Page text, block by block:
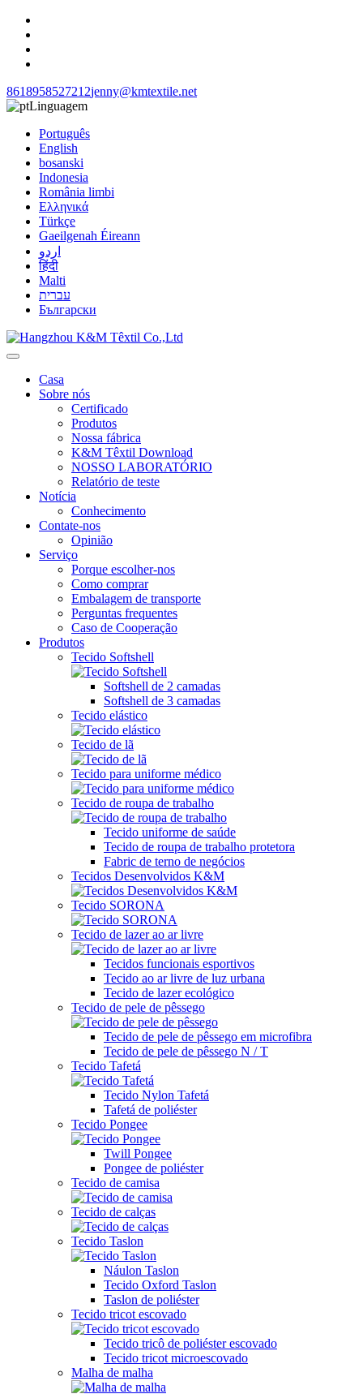
8618958527212jenny@kmtextile.net
Linguagem
Português
English
bosanski
Indonesia
România limbi
Ελληνικά
Türkçe
Gaeilgenah Éireann
اردو
हिंदी
Malti
עברית
Български
Casa
Sobre nós
Certificado
Produtos
Nossa fábrica
K&M Têxtil Download
NOSSO LABORATÓRIO
Relatório de teste
Notícia
Conhecimento
Contate-nos
Opinião
Serviço
Porque escolher-nos
Como comprar
Embalagem de transporte
Perguntas frequentes
Caso de Cooperação
Produtos
Tecido Softshell
Softshell de 2 camadas
Softshell de 3 camadas
Tecido elástico
Tecido de lã
Tecido para uniforme médico
Tecido de roupa de trabalho
Tecido uniforme de saúde
Tecido de roupa de trabalho protetora
Fabric de terno de negócios
Tecidos Desenvolvidos K&M
Tecido SORONA
Tecido de lazer ao ar livre
Tecidos funcionais esportivos
Tecido ao ar livre de luz urbana
Tecido de lazer ecológico
Tecido de pele de pêssego
Tecido de pele de pêssego em microfibra
Tecido de pele de pêssego N / T
Tecido Tafetá
Tecido Nylon Tafetá
Tafetá de poliéster
Tecido Pongee
Twill Pongee
Pongee de poliéster
Tecido de camisa
Tecido de calças
Tecido Taslon
Náulon Taslon
Tecido Oxford Taslon
Taslon de poliéster
Tecido tricot escovado
Tecido tricô de poliéster escovado
Tecido tricot microescovado
Malha de malha